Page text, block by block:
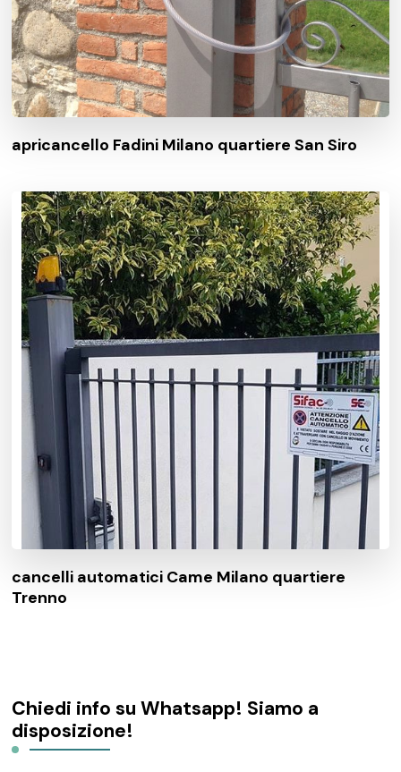
apricancello Fadini Milano quartiere San Siro
cancelli automatici Came Milano quartiere
Trenno
Chiedi info su Whatsapp! Siamo a
disposizione!